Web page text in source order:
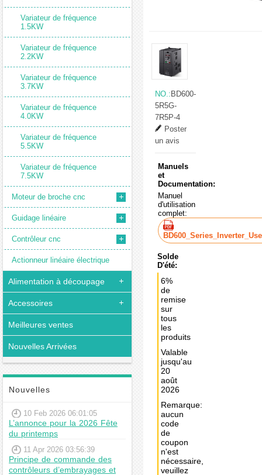
Variateur de fréquence
1.5KW
Variateur de fréquence
2.2KW
Variateur de fréquence
3.7KW
Variateur de fréquence
4.0KW
Variateur de fréquence
5.5KW
Variateur de fréquence
7.5KW
Moteur de broche cnc
Guidage linéaire
Contrôleur cnc
Actionneur linéaire électrique
Alimentation à découpage
Accessoires
Meilleures ventes
Nouvelles Arrivées
Nouvelles
10 Feb 2026 06:01:05
L’annonce pour la 2026 Fête
du printemps
11 Apr 2026 03:56:39
Principe de commande des
contrôleurs d’embrayages et
NO.: BD600-
5R5G-
7R5P-4
Poster
un avis
Manuels
et
Documentation:
Manuel
d'utilisation
complet:
Solde
D'été:
6%
de
remise
sur
tous
les
produits
Valable
jusqu'au
20
août
2026
Remarque:
aucun
code
de
coupon
n'est
nécessaire,
veuillez